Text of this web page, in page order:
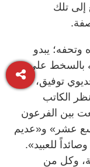
تلك
وتحفه؛ يبدو
بالسخط على
توفيق،
الكاتب
بين الفرعون
عشر» و«عديم
للعبيد».
وكل من